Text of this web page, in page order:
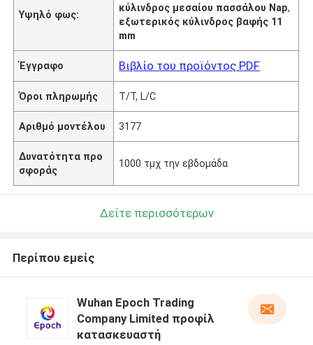
Υψηλό φως:
κύλινδρος μεσαίου πασσάλου Nap,
εξωτερικός κύλινδρος βαφής 11
mm
Έγγραφο Βιβλίο του προϊόντος PDF
Όροι πληρωμής T/T, L/C
Αριθμό μοντέλου 3177
Δυνατότητα προ
σφοράς
1000 τμχ την εβδομάδα
Δείτε περισσότερων
Περίπου εμείς
Wuhan Epoch Trading
Company Limited προφίλ
κατασκευαστή